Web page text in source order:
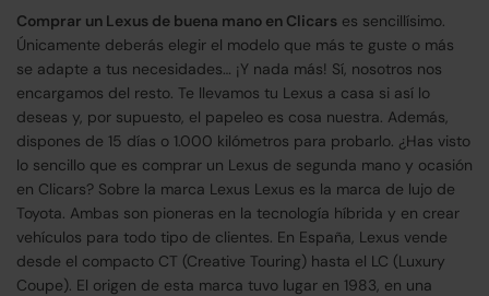
Comprar un Lexus de buena mano en Clicars es sencillísimo.
Únicamente deberás elegir el modelo que más te guste o más
se adapte a tus necesidades… ¡Y nada más! Sí, nosotros nos
encargamos del resto. Te llevamos tu Lexus a casa si así lo
deseas y, por supuesto, el papeleo es cosa nuestra. Además,
dispones de 15 días o 1.000 kilómetros para probarlo. ¿Has visto
lo sencillo que es comprar un Lexus de segunda mano y ocasión
en Clicars? Sobre la marca Lexus Lexus es la marca de lujo de
Toyota. Ambas son pioneras en la tecnología híbrida y en crear
vehículos para todo tipo de clientes. En España, Lexus vende
desde el compacto CT (Creative Touring) hasta el LC (Luxury
Coupe). El origen de esta marca tuvo lugar en 1983, en una